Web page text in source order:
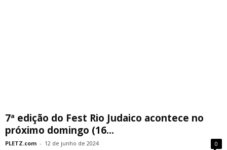
7ª edição do Fest Rio Judaico acontece no
próximo domingo (16...
PLETZ.com - 12 de junho de 2024 0